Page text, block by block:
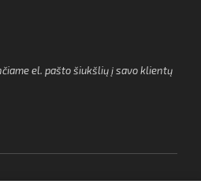
el. pašto šiukšlių į savo klientų